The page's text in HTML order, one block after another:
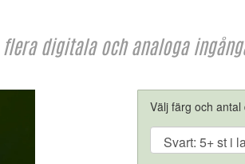
digitala och analoga ingångar
Välj färg och antal